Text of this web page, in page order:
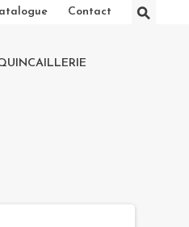
Contact ⚲